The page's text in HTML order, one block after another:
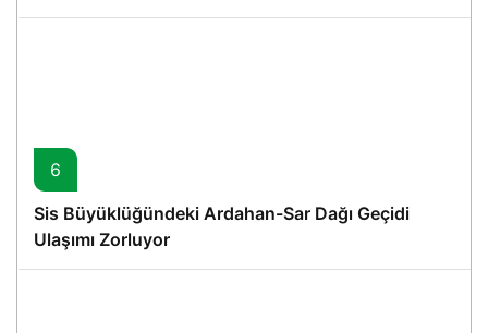
6
Sis Büyüklüğündeki Ardahan-Sar Dağı Geçidi
Ulaşımı Zorluyor